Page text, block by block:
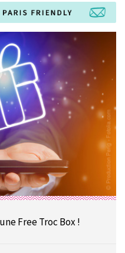
Free Troc Box !